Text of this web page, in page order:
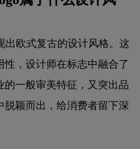
出欧式复古的设计风格。这
，设计师在标志中融合了
的一般审美特征，又突出品
脱颖而出，给消费者留下深